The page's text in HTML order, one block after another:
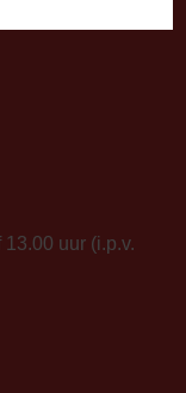
uur (i.p.v.